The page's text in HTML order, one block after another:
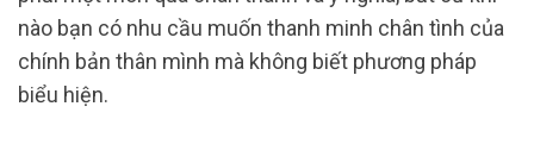
nào bạn có nhu cầu muốn thanh minh chân tình của
chính bản thân mình mà không biết phương pháp
biểu hiện.